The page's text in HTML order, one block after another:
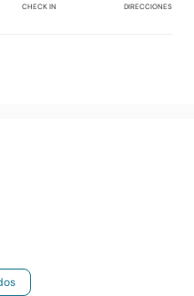
CHECK IN DIRECCIONES